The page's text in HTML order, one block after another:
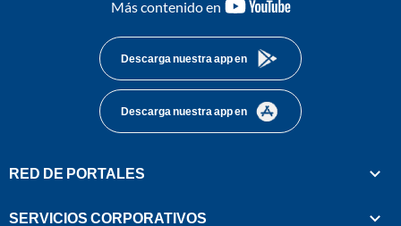
Más contenido en
youtube-
Descarga nuestra app en
Descarga nuestra app en
RED DE PORTALES
SERVICIOS CORPORATIVOS